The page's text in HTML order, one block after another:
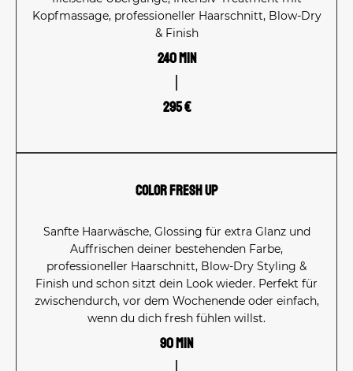
Kopfmassage, professioneller Haarschnitt, Blow-Dry
& Finish
240 Min
295 €
Color Fresh Up
Sanfte Haarwäsche, Glossing für extra Glanz und
Auffrischen deiner bestehenden Farbe,
professioneller Haarschnitt, Blow-Dry Styling &
Finish und schon sitzt dein Look wieder. Perfekt für
zwischendurch, vor dem Wochenende oder einfach,
wenn du dich fresh fühlen willst.
90 Min